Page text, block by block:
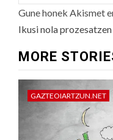
Gune honek Akismet
Ikusi nola
MORE
GAZTEOIARTZUN.NET